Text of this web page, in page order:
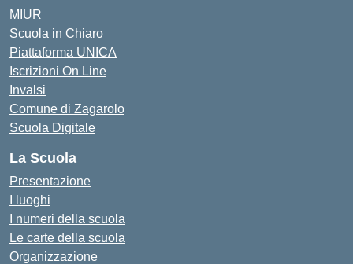
MIUR
Scuola in Chiaro
Piattaforma UNICA
Iscrizioni On Line
Invalsi
Comune di Zagarolo
Scuola Digitale
La Scuola
Presentazione
I luoghi
I numeri della scuola
Le carte della scuola
Organizzazione